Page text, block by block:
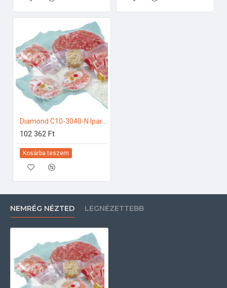
102 362 Ft
Kosárba teszem
NEMRÉG NÉZTED LEGNÉZETTEBB